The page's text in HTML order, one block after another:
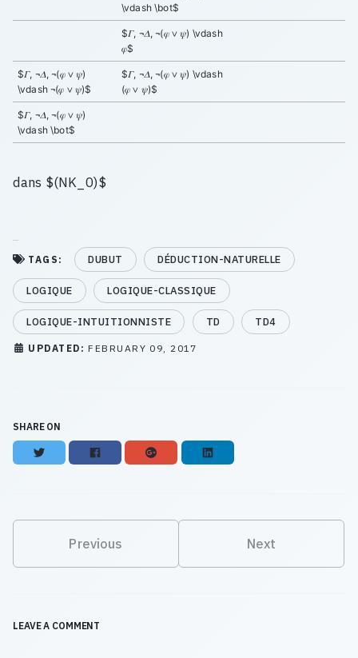
\vdash \bot$
$𝛤, ¬𝛥, ¬(𝜑 ∨ 𝜓) \vdash
𝜑$
$𝛤, ¬𝛥, ¬(𝜑 ∨ 𝜓)
\vdash ¬(𝜑 ∨ 𝜓)$
$𝛤, ¬𝛥, ¬(𝜑 ∨ 𝜓) \vdash
(𝜑 ∨ 𝜓)$
$𝛤, ¬𝛥, ¬(𝜑 ∨ 𝜓)
\vdash \bot$
dans $(NK_0)$
TAGS: DUBUT DÉDUCTION-NATURELLE
LOGIQUE LOGIQUE-CLASSIQUE
LOGIQUE-INTUITIONNISTE TD TD4
UPDATED: FEBRUARY 09, 2017
SHARE ON
Twitter FacebookGoogle+ LinkedIn
Previous Next
LEAVE A COMMENT